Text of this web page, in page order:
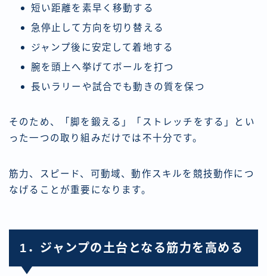
短い距離を素早く移動する
急停止して方向を切り替える
ジャンプ後に安定して着地する
腕を頭上へ挙げてボールを打つ
長いラリーや試合でも動きの質を保つ
そのため、「脚を鍛える」「ストレッチをする」とい
った一つの取り組みだけでは不十分です。
筋力、スピード、可動域、動作スキルを競技動作につ
なげることが重要になります。
1．ジャンプの土台となる筋力を高める